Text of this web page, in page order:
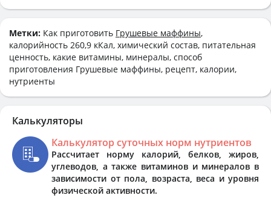
Метки: Как приготовить Грушевые маффины,
калорийность 260,9 кКал, химический состав, питательная
ценность, какие витамины, минералы, способ
приготовления Грушевые маффины, рецепт, калории,
нутриенты
Калькуляторы
Калькулятор суточных норм нутриентов
Рассчитает норму калорий, белков, жиров,
углеводов, а также витаминов и минералов в
зависимости от пола, возраста, веса и уровня
физической активности.